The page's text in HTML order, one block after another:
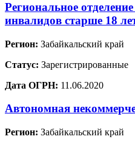
Региональное
инвалидов старше 18
Регион: Забайкальский край
Статус: Зарегистрированные
Дата ОГРН: 11.06.2020
Автономная
Регион: Забайкальский край